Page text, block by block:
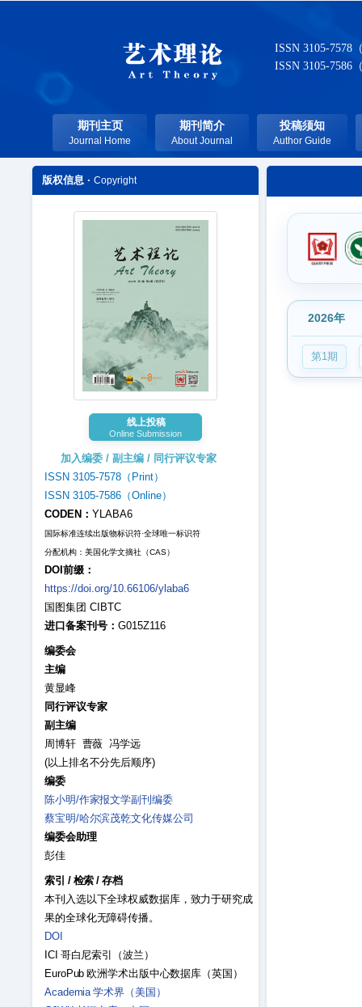
ISSN 3105-7578
ISSN 3105-7586
期刊主页
Journal Home
期刊简介
About Journal
投稿须知
Author Guide
版权信息 · Copyright
线上投稿
Online Submission
加入编委 / 副主编 / 同行评议专家
ISSN 3105-7578（Print）
ISSN 3105-7586（Online）
CODEN： YLABA6
国际标准连续出版物标识符·全球唯一标识符
分配机构：美国化学文摘社（CAS）
DOI前缀：
https://doi.org/10.66106/ylaba6
国图集团 CIBTC
进口备案刊号： G015Z116
编委会
主编
黄显峰
同行评议专家
副主编
周博轩 曹薇 冯学远
(以上排名不分先后顺序)
编委
陈小明/作家报文学副刊编委
蔡宝明/哈尔滨茂乾文化传媒公司
编委会助理
彭佳
索引 / 检索 /存档
本刊入选以下全球权威数据库，致力于研究成
果的全球化无障碍传播。
DOI
ICI 哥白尼索引（波兰）
EuroPub 欧洲学术出版中心数据库（英国）
Academia 学术界（美国）
2026年
第1期